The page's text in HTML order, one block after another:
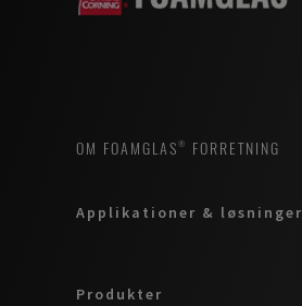
OM FOAMGLAS® FORRETNING
Applikationer & løsninger
Produkter